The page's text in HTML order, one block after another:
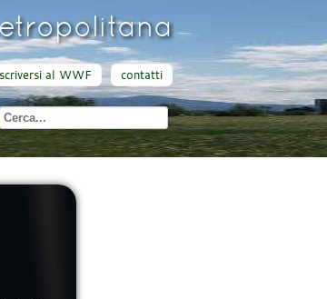
al WWF contatti